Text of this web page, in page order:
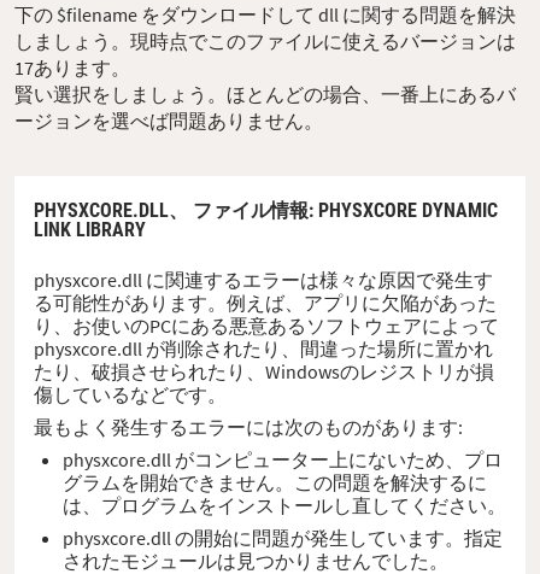
下の $filename をダウンロードして dll に関する問題を解決
しましょう。現時点でこのファイルに使えるバージョンは
17あります。
賢い選択をしましょう。ほとんどの場合、一番上にあるバ
ージョンを選べば問題ありません。
PHYSXCORE.DLL、 ファイル情報: PHYSXCORE DYNAMIC
LINK LIBRARY
physxcore.dll に関連するエラーは様々な原因で発生す
る可能性があります。例えば、アプリに欠陥があった
り、お使いのPCにある悪意あるソフトウェアによって
physxcore.dll が削除されたり、間違った場所に置かれ
たり、破損させられたり、Windowsのレジストリが損
傷しているなどです。
最もよく発生するエラーには次のものがあります:
physxcore.dll がコンピューター上にないため、プロ
グラムを開始できません。この問題を解決するに
は、プログラムをインストールし直してください。
physxcore.dll の開始に問題が発生しています。指定
されたモジュールは見つかりませんでした。